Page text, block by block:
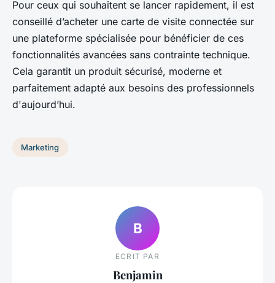
Pour ceux qui souhaitent se lancer rapidement, il est
conseillé d’acheter une carte de visite connectée sur
une plateforme spécialisée pour bénéficier de ces
fonctionnalités avancées sans contrainte technique.
Cela garantit un produit sécurisé, moderne et
parfaitement adapté aux besoins des professionnels
d'aujourd’hui.
Marketing
B
ECRIT PAR
Benjamin